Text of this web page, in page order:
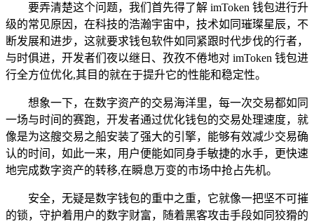
要弄清楚这个问题，我们首先得了解 imToken 钱包进行升
级的常见原因，在科技的浩瀚宇宙中，技术如同璀璨星辰，不
断发展和进步，这就要求钱包软件如同紧跟时代步伐的行者，
与时俱进，开发者们夜以继日、孜孜不倦地对 imToken 钱包进
行全方位优化,其目的就在于提升它的性能和稳定性。
想象一下，在数字资产的交易海洋里，每一次交易都如同
一场与时间的赛跑，开发者通过优化钱包的交易处理速度，就
像是为这艘交易之船安装了强大的引擎，能够有效减少交易确
认的时间，如此一来，用户便能如同身手敏捷的水手，更快速
地完成数字资产的转移,在瞬息万变的市场中抢占先机。
安全，无疑是数字钱包的重中之重，它就像一把坚不可摧
的锁，守护着用户的数字财富，随着黑客攻击手段如同狡猾的